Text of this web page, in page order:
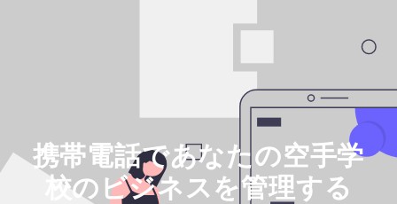
携帯電話であなたの空手学
校のビジネスを管理する